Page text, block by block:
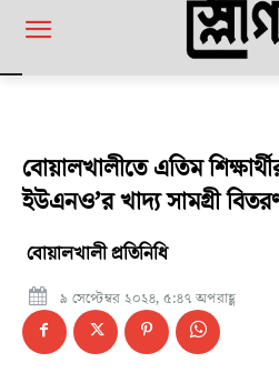
বোয়ালখালীতে এতিম
ইউএনও’র খাদ্য সামগ্রী
বোয়ালখালী প্রতিনিধি
৯ সেপ্টেম্বর ২০২৪, ৫:৪৭ অপরাহ্ণ